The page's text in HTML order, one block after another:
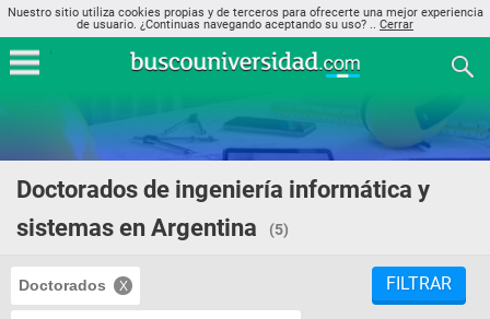
Nuestro sitio utiliza cookies propias y de terceros para ofrecerte una mejor experiencia
de usuario. ¿Continuas navegando aceptando su uso? .. Cerrar
Doctorados de ingeniería informática y
sistemas en Argentina
(5)
Doctorados FILTRAR